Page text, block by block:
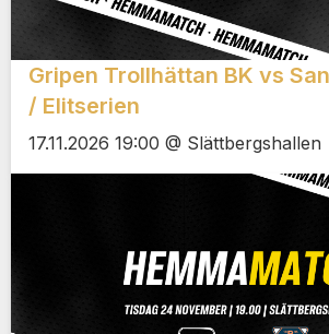
Gripen Trollhättan BK vs
/ Elitserien
17.11.2026 19:00 @ Slättbergshallen